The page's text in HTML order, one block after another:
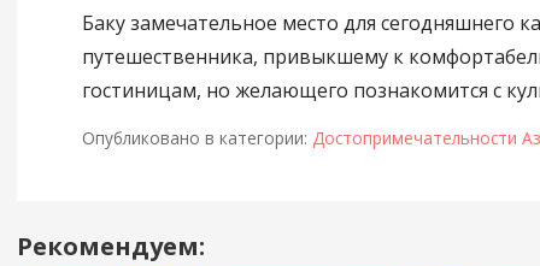
Баку замечательное место для сегодняшнего
путешественника, привыкшему к
гостиницам, но желающего познакомится с
Опубликовано в категории: Достопримечательности
Навигация
Рекомендуем: